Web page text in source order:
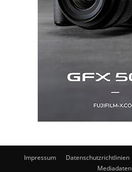
Impressum Datenschutzrichtlinien
Mediadaten